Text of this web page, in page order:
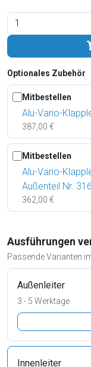
Optionales Zubehör
Mitbestellen
Alu-Vario-
387,00 €
Mitbestellen
Alu-Vario-
Außenteil Nr.
362,00 €
Ausführungen
Passende Varianten
Außenleiter
3 - 5 Werktage
Innenleiter